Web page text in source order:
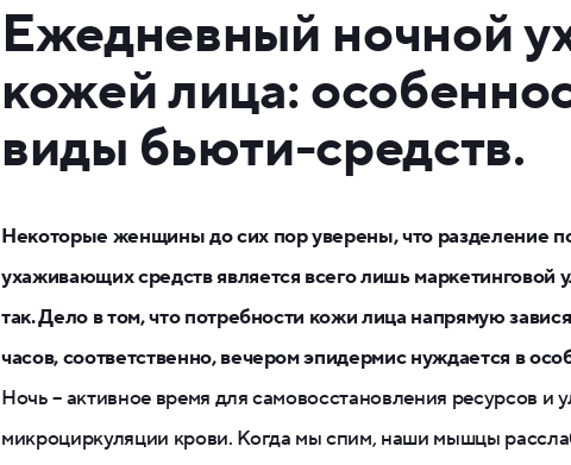
Ежедневный ночной
кожей лица:
виды бьюти-средств.
Некоторые женщины до сих пор уверены, что разделение
ухаживающих средств является всего лишь маркетинговой
так. Дело в том, что потребности кожи лица напрямую
часов, соответственно, вечером эпидермис нуждается в
Ночь – активное время для самовосстановления ресурсов и
микроциркуляции крови. Когда мы спим, наши мышцы